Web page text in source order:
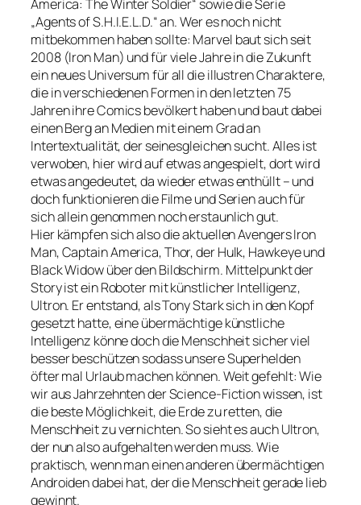
America: The Winter Soldier“ sowie die Serie
„Agents of S.H.I.E.L.D.“ an. Wer es noch nicht
mitbekommen haben sollte: Marvel baut sich seit
2008 (Iron Man) und für viele Jahre in die Zukunft
ein neues Universum für all die illustren Charaktere,
die in verschiedenen Formen in den letzten 75
Jahren ihre Comics bevölkert haben und baut dabei
einen Berg an Medien mit einem Grad an
Intertextualität, der seinesgleichen sucht. Alles ist
verwoben, hier wird auf etwas angespielt, dort wird
etwas angedeutet, da wieder etwas enthüllt – und
doch funktionieren die Filme und Serien auch für
sich allein genommen noch erstaunlich gut.
Hier kämpfen sich also die aktuellen Avengers Iron
Man, Captain America, Thor, der Hulk, Hawkeye und
Black Widow über den Bildschirm. Mittelpunkt der
Story ist ein Roboter mit künstlicher Intelligenz,
Ultron. Er entstand, als Tony Stark sich in den Kopf
gesetzt hatte, eine übermächtige künstliche
Intelligenz könne doch die Menschheit sicher viel
besser beschützen sodass unsere Superhelden
öfter mal Urlaub machen können. Weit gefehlt: Wie
wir aus Jahrzehnten der Science-Fiction wissen, ist
die beste Möglichkeit, die Erde zu retten, die
Menschheit zu vernichten. So sieht es auch Ultron,
der nun also aufgehalten werden muss. Wie
praktisch, wenn man einen anderen übermächtigen
Androiden dabei hat, der die Menschheit gerade lieb
gewinnt.